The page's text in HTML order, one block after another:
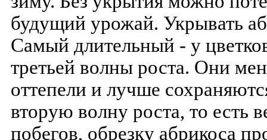
будущий урожай. Укрывать
Самый длительный - у
третьей волны роста. Они
оттепели и лучше
вторую волну роста, то есть
побегов, обрезку абрикоса